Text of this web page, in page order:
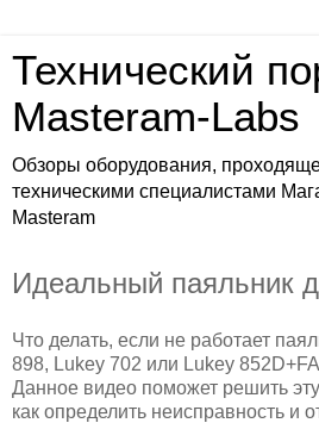
Технический
Masteram-Labs
Обзоры оборудования,
техническими специалистами
Masteram
Идеальный паяльник
Что делать, если не работает
898, Lukey 702 или Lukey
Данное видео поможет решить
как определить неисправность и